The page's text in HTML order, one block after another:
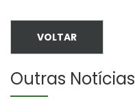
VOLTAR
Outras Notícias